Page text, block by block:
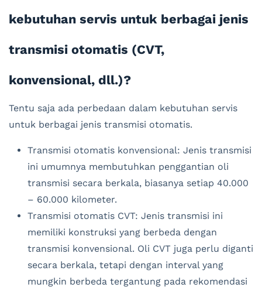
kebutuhan servis untuk berbagai jenis
transmisi otomatis (CVT,
konvensional, dll.)?
Tentu saja ada perbedaan dalam kebutuhan servis
untuk berbagai jenis transmisi otomatis.
Transmisi otomatis konvensional: Jenis transmisi
ini umumnya membutuhkan penggantian oli
transmisi secara berkala, biasanya setiap 40.000
– 60.000 kilometer.
Transmisi otomatis CVT: Jenis transmisi ini
memiliki konstruksi yang berbeda dengan
transmisi konvensional. Oli CVT juga perlu diganti
secara berkala, tetapi dengan interval yang
mungkin berbeda tergantung pada rekomendasi